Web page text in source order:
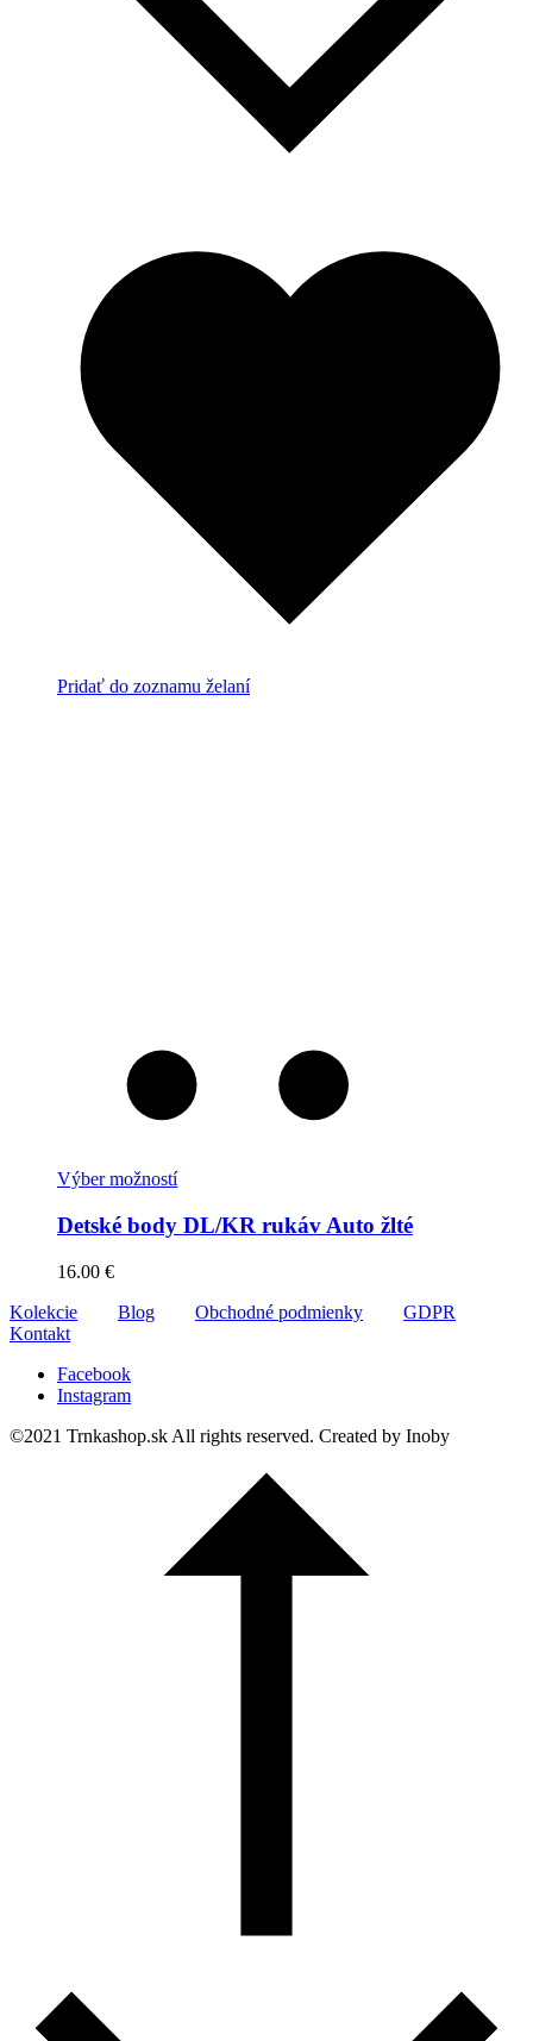
Pridať do zoznamu želaní
Výber možností
Detské body DL/KR rukáv Auto žlté
16.00 €
Kolekcie
Blog Obchodné podmienky
GDPR
Kontakt
Facebook
Instagram
©2021 Trnkashop.sk All rights reserved. Created by Inoby